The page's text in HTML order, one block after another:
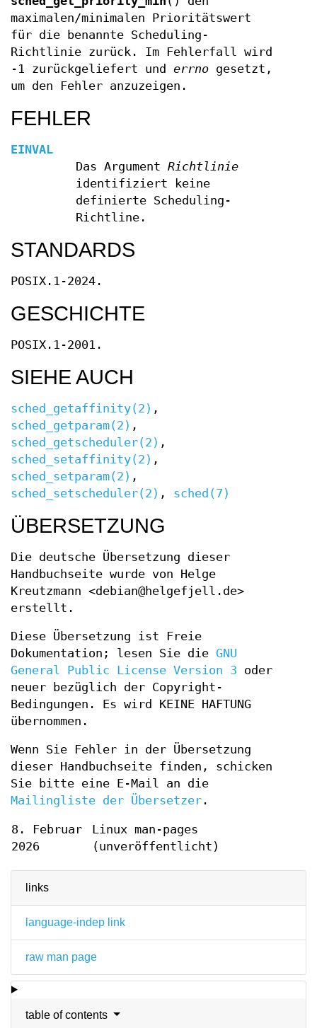
links
language-indep link
raw man page
table of contents
maximalen/minimalen Prioritätswert
für die benannte Scheduling-
Richtlinie zurück. Im Fehlerfall wird
-1 zurückgeliefert und errno gesetzt,
um den Fehler anzuzeigen.
FEHLER
EINVAL
Das Argument Richtlinie
identifiziert keine
definierte Scheduling-
Richtline.
STANDARDS
POSIX.1-2024.
GESCHICHTE
POSIX.1-2001.
SIEHE AUCH
sched_getaffinity(2) ,
sched_getparam(2) ,
sched_getscheduler(2) ,
sched_setaffinity(2) ,
sched_setparam(2) ,
sched_setscheduler(2) , sched(7)
ÜBERSETZUNG
Die deutsche Übersetzung dieser
Handbuchseite wurde von Helge
Kreutzmann <debian@helgefjell.de>
erstellt.
Diese Übersetzung ist Freie
Dokumentation; lesen Sie die GNU
General Public License Version 3 oder
neuer bezüglich der Copyright-
Bedingungen. Es wird KEINE HAFTUNG
übernommen.
Wenn Sie Fehler in der Übersetzung
dieser Handbuchseite finden, schicken
Sie bitte eine E-Mail an die
Mailingliste der Übersetzer .
8. Februar
2026
Linux man-pages
(unveröffentlicht)